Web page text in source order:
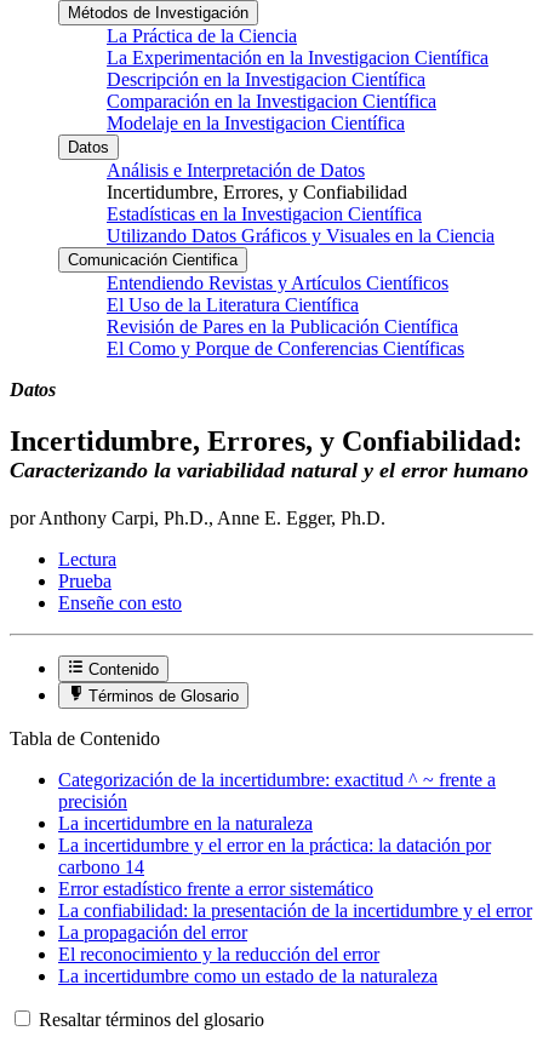
Métodos de Investigación
La Práctica de la Ciencia
La Experimentación en la Investigacion Científica
Descripción en la Investigacion Científica
Comparación en la Investigacion Científica
Modelaje en la Investigacion Científica
Datos
Análisis e Interpretación de Datos
Incertidumbre, Errores, y Confiabilidad
Estadísticas en la Investigacion Científica
Utilizando Datos Gráficos y Visuales en la Ciencia
Comunicación Cientifica
Entendiendo Revistas y Artículos Científicos
El Uso de la Literatura Científica
Revisión de Pares en la Publicación Científica
El Como y Porque de Conferencias Científicas
Datos
Incertidumbre, Errores, y Confiabilidad:
Caracterizando la variabilidad natural y el error humano
por Anthony Carpi, Ph.D., Anne E. Egger, Ph.D.
Lectura
Prueba
Enseñe con esto
Contenido
Términos de Glosario
Tabla de Contenido
Categorización de la incertidumbre: exactitud ^ ~ frente a
precisión
La incertidumbre en la naturaleza
La incertidumbre y el error en la práctica: la datación por
carbono 14
Error estadístico frente a error sistemático
La confiabilidad: la presentación de la incertidumbre y el error
La propagación del error
El reconocimiento y la reducción del error
La incertidumbre como un estado de la naturaleza
Resaltar términos del glosario